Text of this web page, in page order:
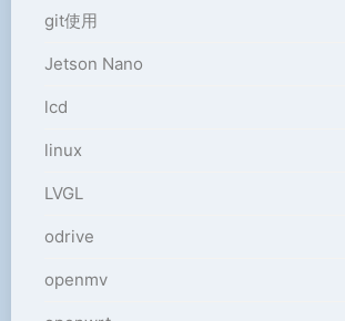
git使用
Jetson Nano
lcd
linux
LVGL
odrive
openmv